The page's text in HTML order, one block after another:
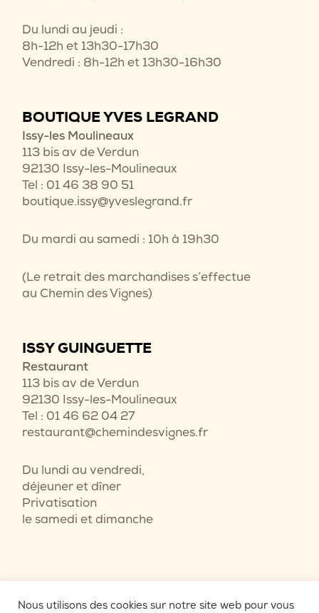
Du lundi au jeudi :
8h-12h et 13h30-17h30
Vendredi : 8h-12h et 13h30-16h30
BOUTIQUE YVES LEGRAND
Issy-les Moulineaux
113 bis av de Verdun
92130 Issy-les-Moulineaux
Tel : 01 46 38 90 51
boutique.issy@yveslegrand.fr
Du mardi au samedi : 10h à 19h30
(Le retrait des marchandises s’effectue
au Chemin des Vignes)
ISSY GUINGUETTE
Restaurant
113 bis av de Verdun
92130 Issy-les-Moulineaux
Tel : 01 46 62 04 27
restaurant@chemindesvignes.fr
Du lundi au vendredi,
déjeuner et dîner
Privatisation
le samedi et dimanche
Nous utilisons des cookies sur notre site web pour vous